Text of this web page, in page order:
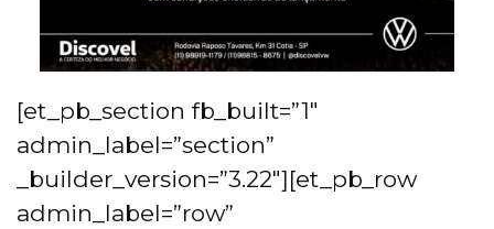
[et_pb_section fb_built=”1″
admin_label=”section”
_builder_version=”3.22″][et_pb_row
admin_label=”row”